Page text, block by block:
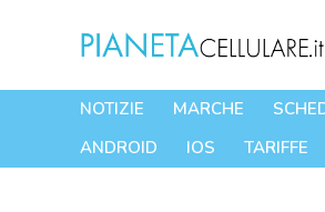
contenuto
NOTIZIE MARCHE
ANDROID
IOS TARIFFE